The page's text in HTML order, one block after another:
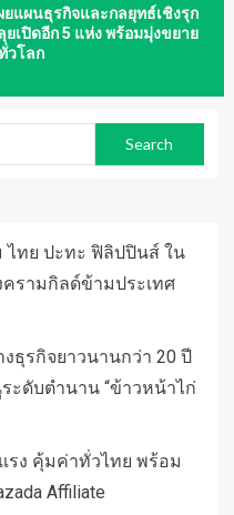
ยแผนธุรกิจและกลยุทธ์เชิงรุก
ยเปิดอีก 5 แห่ง พร้อมมุ่งขยาย
วโลก
ไทย ปะทะ ฟิลิปปินส์ ใน
ครามกิลด์ข้ามประเทศ
งธุรกิจยาวนานกว่า 20 ปี
ะดับตำนาน “ข้าวหน้าไก่
รง คุ้มค่าทั่วไทย พร้อม
Affiliate